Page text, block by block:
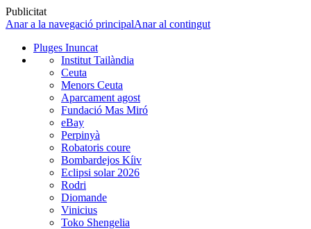
Publicitat
Anar a la navegació principalAnar al contingut
Pluges Inuncat
Institut Tailàndia
Ceuta
Menors Ceuta
Aparcament agost
Fundació Mas Miró
eBay
Perpinyà
Robatoris coure
Bombardejos Kíiv
Eclipsi solar 2026
Rodri
Diomande
Vinicius
Toko Shengelia